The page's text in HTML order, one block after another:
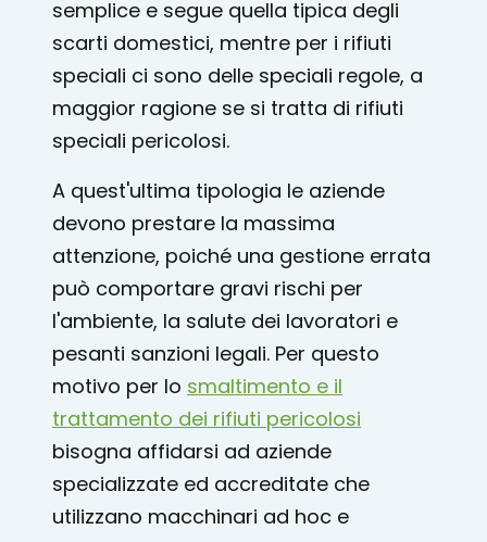
semplice e segue quella tipica degli
scarti domestici, mentre per i rifiuti
speciali ci sono delle speciali regole, a
maggior ragione se si tratta di rifiuti
speciali pericolosi.
A quest'ultima tipologia le aziende
devono prestare la massima
attenzione, poiché una gestione errata
può comportare gravi rischi per
l'ambiente, la salute dei lavoratori e
pesanti sanzioni legali. Per questo
motivo per lo smaltimento e il
trattamento dei rifiuti pericolosi
bisogna affidarsi ad aziende
specializzate ed accreditate che
utilizzano macchinari ad hoc e